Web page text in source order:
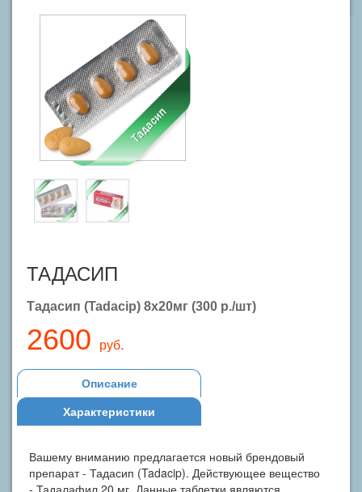
ТАДАСИП
Тадасип (Tadacip) 8х20мг (300 р./шт)
2600 руб.
Описание
Характеристики
Вашему вниманию предлагается новый брендовый
препарат - Тадасип (Tadacip). Действующее вещество
- Тадалафил 20 мг. Данные таблетки являются